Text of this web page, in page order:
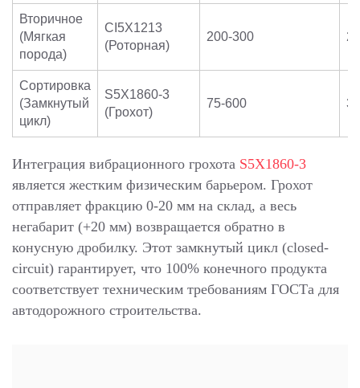
Вторичное
(Мягкая
порода)
CI5X1213
(Роторная)
200-300
Сортировка
(Замкнутый
цикл)
S5X1860-3
(Грохот)
75-600 30
Интеграция вибрационного грохота S5X1860-3
является жестким физическим барьером. Грохот
отправляет фракцию 0-20 мм на склад, а весь
негабарит (+20 мм) возвращается обратно в
конусную дробилку. Этот замкнутый цикл (closed-
circuit) гарантирует, что 100% конечного продукта
соответствует техническим требованиям ГОСТа для
автодорожного строительства.